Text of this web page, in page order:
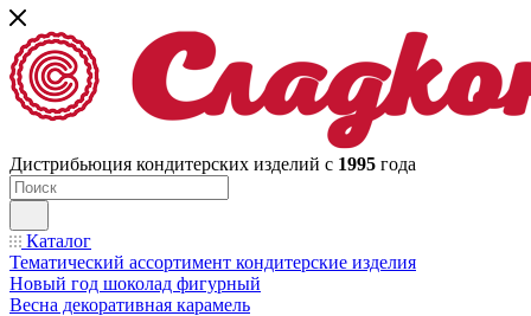
Дистрибьюция кондитерских изделий с 1995 года
Каталог
Тематический ассортимент кондитерские изделия
Новый год шоколад фигурный
Весна декоративная карамель